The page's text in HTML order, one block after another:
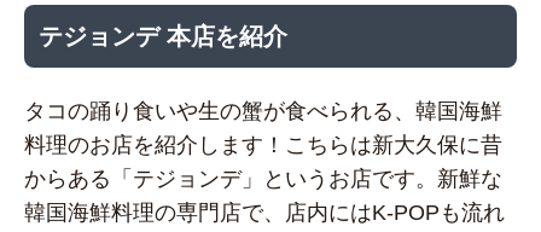
テジョンデ 本店を紹介
タコの踊り食いや生の蟹が食べられる、韓国海鮮
料理のお店を紹介します！こちらは新大久保に昔
からある「テジョンデ」というお店です。新鮮な
韓国海鮮料理の専門店で、店内にはK-POPも流れ